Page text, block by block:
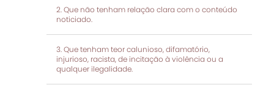
Que não tenham relação clara com o conteúdo
noticiado.
Que tenham teor calunioso, difamatório,
injurioso, racista, de incitação à violência ou a
qualquer ilegalidade.